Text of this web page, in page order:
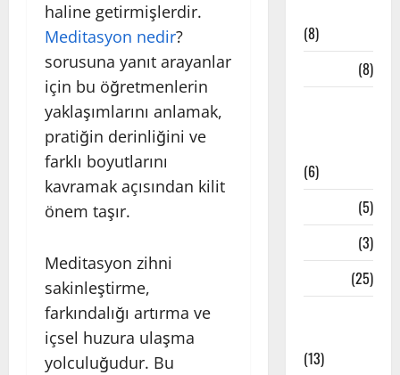
haline getirmişlerdir.
Meditasyon nedir?
sorusuna yanıt arayanlar
için bu öğretmenlerin
yaklaşımlarını anlamak,
pratiğin derinliğini ve
farklı boyutlarını
kavramak açısından kilit
önem taşır.
Meditasyon zihni
sakinleştirme,
farkındalığı artırma ve
içsel huzura ulaşma
yolculuğudur. Bu
(8)
(8)
(6)
(5)
(3)
(25)
(13)